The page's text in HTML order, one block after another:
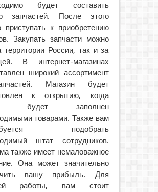
будет составить
запчастей. После этого
приступать к приобретению
Закупать запчасти можно
территории России, так и за
В интернет-магазинах
широкий ассортимент
Магазин будет
к открытию, когда
будет заполнен
товарами. Также вам
подобрать
штат сотрудников.
также имеет немаловажное
Она может значительно
вашу прибыль. Для
работы, вам стоит